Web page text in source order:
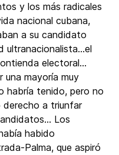
y los más radicales
nacional cubana,
a su candidato
ultranacionalista…el
electoral…
una mayoría muy
habría tenido, pero no
derecho a triunfar
Los
habido
Palma, que aspiró